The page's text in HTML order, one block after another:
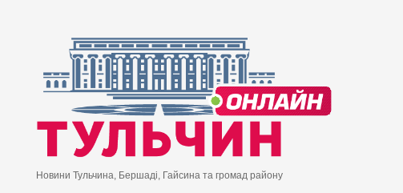
Новини Тульчина, Бершаді, Гайсина та громад району